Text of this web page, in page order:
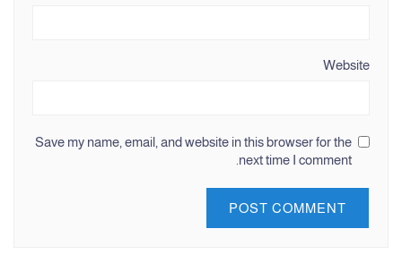
Website
Save my name, email, and website in this browser for the
next time I comment.